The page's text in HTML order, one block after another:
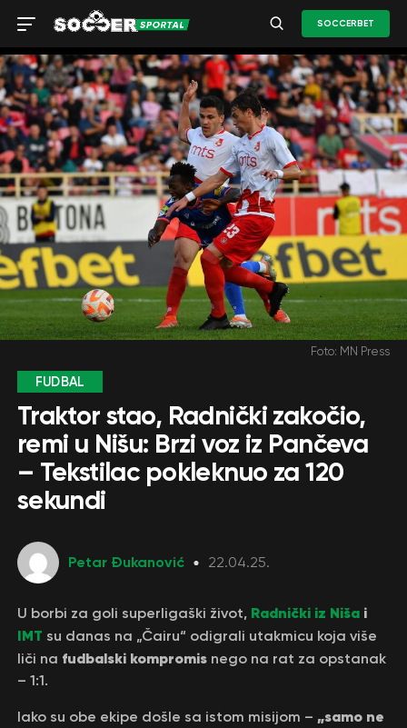
SOCCERBET
Foto: MN Press
FUDBAL
Traktor stao, Radnički zakočio,
remi u Nišu: Brzi voz iz Pančeva
– Tekstilac pokleknuo za 120
sekundi
Petar Đukanović 22.04.25.
U borbi za goli superligaški život, Radnički iz Nišai
IMT su danas na „Čairu“ odigrali utakmicu koja više
liči na fudbalski kompromisnego na rat za opstanak
– 1:1.
Iako su obe ekipe došle sa istom misijom – „samo ne